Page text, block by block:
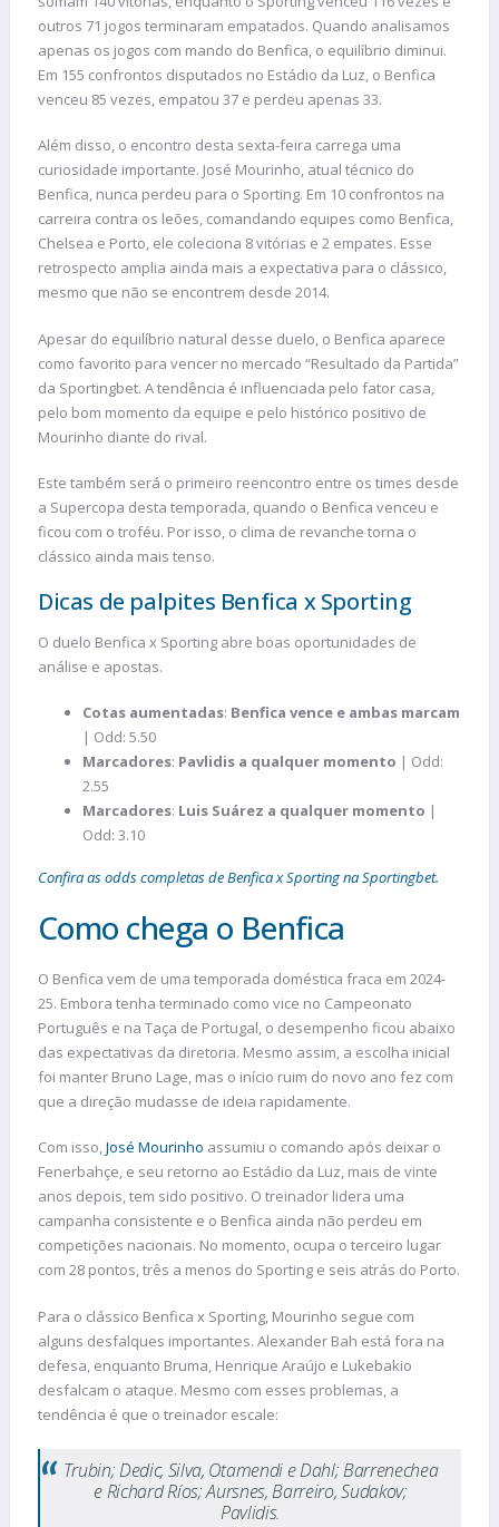
outros 71 jogos terminaram empatados. Quando analisamos
apenas os jogos com mando do Benfica, o equilíbrio diminui.
Em 155 confrontos disputados no Estádio da Luz, o Benfica
venceu 85 vezes, empatou 37 e perdeu apenas 33.
Além disso, o encontro desta sexta-feira carrega uma
curiosidade importante. José Mourinho, atual técnico do
Benfica, nunca perdeu para o Sporting. Em 10 confrontos na
carreira contra os leões, comandando equipes como Benfica,
Chelsea e Porto, ele coleciona 8 vitórias e 2 empates. Esse
retrospecto amplia ainda mais a expectativa para o clássico,
mesmo que não se encontrem desde 2014.
Apesar do equilíbrio natural desse duelo, o Benfica aparece
como favorito para vencer no mercado “Resultado da Partida”
da Sportingbet. A tendência é influenciada pelo fator casa,
pelo bom momento da equipe e pelo histórico positivo de
Mourinho diante do rival.
Este também será o primeiro reencontro entre os times desde
a Supercopa desta temporada, quando o Benfica venceu e
ficou com o troféu. Por isso, o clima de revanche torna o
clássico ainda mais tenso.
Dicas de palpites Benfica x Sporting
O duelo Benfica x Sporting abre boas oportunidades de
análise e apostas.
Cotas aumentadas: Benfica vence e ambas marcam
| Odd: 5.50
Marcadores: Pavlidis a qualquer momento | Odd:
2.55
Marcadores: Luis Suárez a qualquer momento |
Odd: 3.10
Confira as odds completas de Benfica x Sporting na Sportingbet.
Como chega o Benfica
O Benfica vem de uma temporada doméstica fraca em 2024-
25. Embora tenha terminado como vice no Campeonato
Português e na Taça de Portugal, o desempenho ficou abaixo
das expectativas da diretoria. Mesmo assim, a escolha inicial
foi manter Bruno Lage, mas o início ruim do novo ano fez com
que a direção mudasse de ideia rapidamente.
Com isso,José Mourinho assumiu o comando após deixar o
Fenerbahçe, e seu retorno ao Estádio da Luz, mais de vinte
anos depois, tem sido positivo. O treinador lidera uma
campanha consistente e o Benfica ainda não perdeu em
competições nacionais. No momento, ocupa o terceiro lugar
com 28 pontos, três a menos do Sporting e seis atrás do Porto.
Para o clássico Benfica x Sporting, Mourinho segue com
alguns desfalques importantes. Alexander Bah está fora na
defesa, enquanto Bruma, Henrique Araújo e Lukebakio
desfalcam o ataque. Mesmo com esses problemas, a
tendência é que o treinador escale:
Trubin; Dedic, Silva, Otamendi e Dahl; Barrenechea
e Richard Ríos; Aursnes, Barreiro, Sudakov;
Pavlidis.